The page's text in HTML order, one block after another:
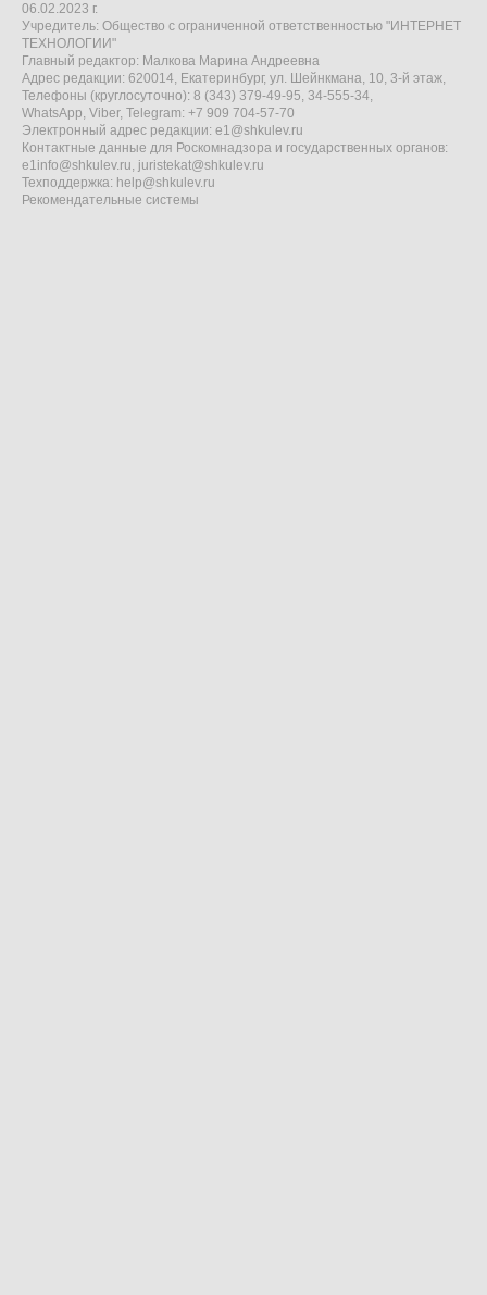
06.02.2023 г.
Учредитель: Общество с ограниченной ответственностью "ИНТЕРНЕТ
ТЕХНОЛОГИИ"
Главный редактор: Малкова Марина Андреевна
Адрес редакции: 620014, Екатеринбург, ул. Шейнкмана, 10, 3-й этаж,
Телефоны (круглосуточно): 8 (343) 379-49-95, 34-555-34,
WhatsApp, Viber, Telegram: +7 909 704-57-70
Электронный адрес редакции: e1@shkulev.ru
Контактные данные для Роскомнадзора и государственных органов:
e1info@shkulev.ru, juristekat@shkulev.ru
Техподдержка: help@shkulev.ru
Рекомендательные системы